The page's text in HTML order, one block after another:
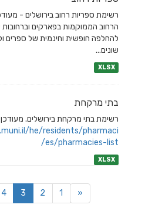
הרחוב הממוקמות בפארקים וברחובות
להחלפה חופשית וחינמית של ספרים
שונים...
XLSX
בתי מרקחת
רשימת בתי מרקחת בירושלים. מעודכן
he/residents/pharmaci
es/pharmacies-list/
XLSX
«
1
2
3
4